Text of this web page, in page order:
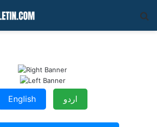
English اردو